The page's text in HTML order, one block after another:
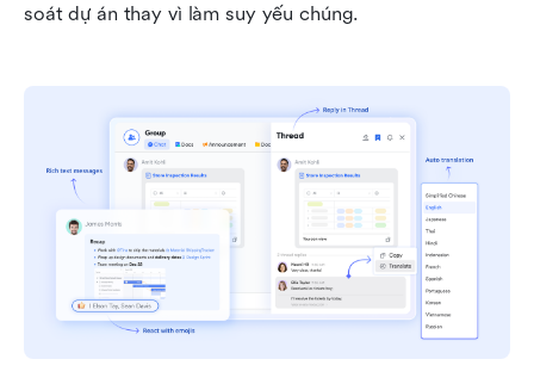
soát dự án thay vì làm suy yếu chúng.